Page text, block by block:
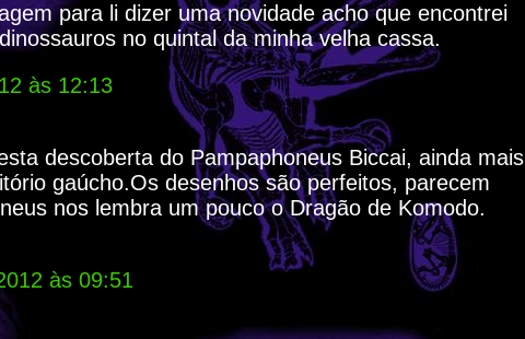
para li dizer uma novidade acho que encontrei
no quintal da minha velha cassa.
às 12:13
descoberta do Pampaphoneus Biccai, ainda mais
gaúcho.Os desenhos são perfeitos, parecem
nos lembra um pouco o Dragão de Komodo.
às 09:51